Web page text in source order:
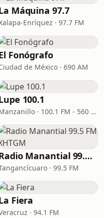
Máquina 97.7
Enríquez · 97.7 FM
Fonógrafo
de México · 690 AM
100.1
Manzanillo · 100.1 FM - 560 AM
Radio Manantial 99.5 FM XHTGM
· 99.5 FM
Fiera
· 94.1 FM